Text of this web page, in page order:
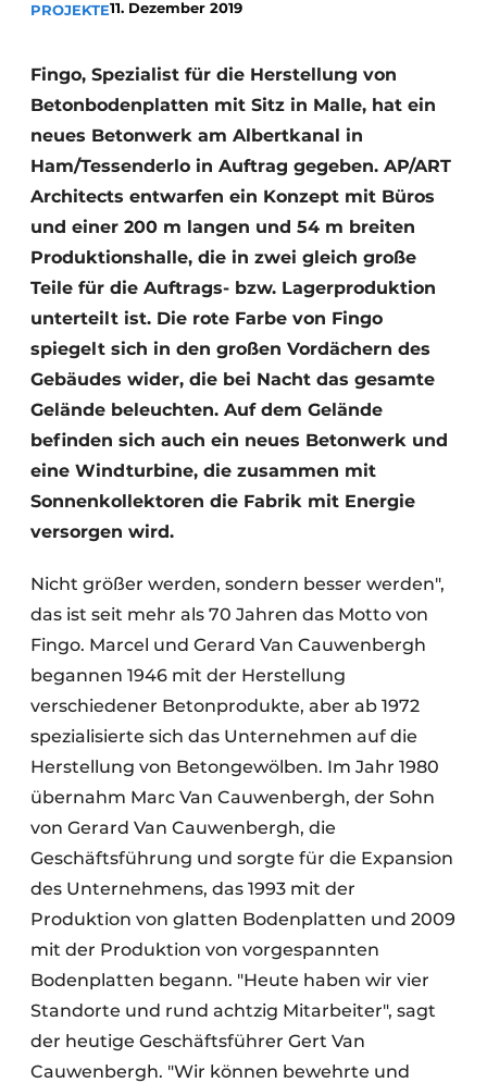
Ein Stellenangebot registrieren
Videos
PROJEKTE11. Dezember 2019
Fingo, Spezialist für die Herstellung von
Betonbodenplatten mit Sitz in Malle, hat ein
neues Betonwerk am Albertkanal in
Ham/Tessenderlo in Auftrag gegeben. AP/ART
Architects entwarfen ein Konzept mit Büros
und einer 200 m langen und 54 m breiten
Produktionshalle, die in zwei gleich große
Teile für die Auftrags- bzw. Lagerproduktion
unterteilt ist. Die rote Farbe von Fingo
spiegelt sich in den großen Vordächern des
Gebäudes wider, die bei Nacht das gesamte
Gelände beleuchten. Auf dem Gelände
befinden sich auch ein neues Betonwerk und
eine Windturbine, die zusammen mit
Sonnenkollektoren die Fabrik mit Energie
versorgen wird.
Nicht größer werden, sondern besser werden",
das ist seit mehr als 70 Jahren das Motto von
Fingo. Marcel und Gerard Van Cauwenbergh
begannen 1946 mit der Herstellung
verschiedener Betonprodukte, aber ab 1972
spezialisierte sich das Unternehmen auf die
Herstellung von Betongewölben. Im Jahr 1980
übernahm Marc Van Cauwenbergh, der Sohn
von Gerard Van Cauwenbergh, die
Geschäftsführung und sorgte für die Expansion
des Unternehmens, das 1993 mit der
Produktion von glatten Bodenplatten und 2009
mit der Produktion von vorgespannten
Bodenplatten begann. "Heute haben wir vier
Standorte und rund achtzig Mitarbeiter", sagt
der heutige Geschäftsführer Gert Van
Cauwenbergh. "Wir können bewehrte und